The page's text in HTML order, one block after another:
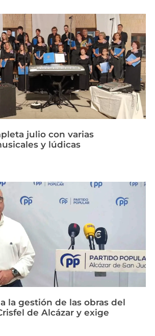
julio con varias
y lúdicas
la gestión de las obras del
de Alcázar y exige